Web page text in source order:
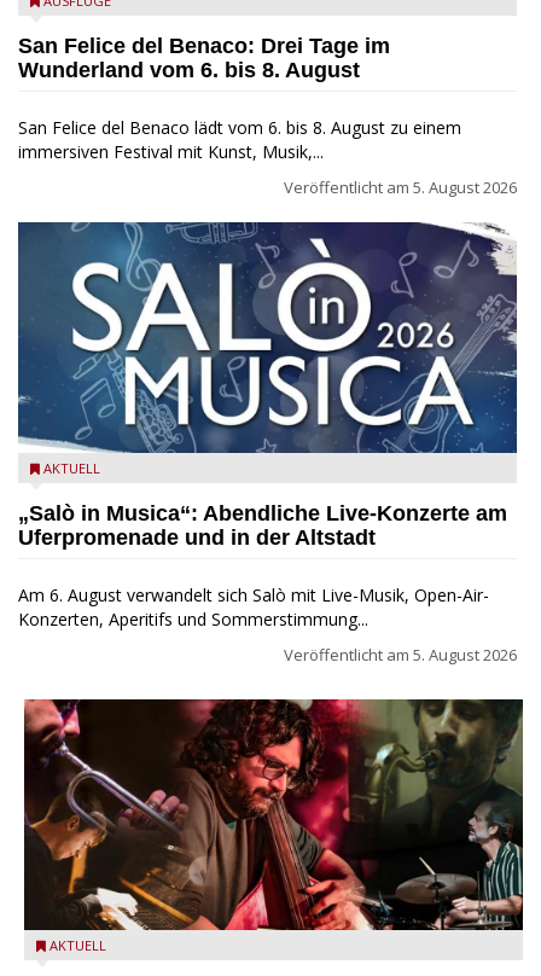
San Felice del Benaco: Drei Tage im
Wunderland vom 6. bis 8. August
San Felice del Benaco lädt vom 6. bis 8. August zu einem
immersiven Festival mit Kunst, Musik,...
Veröffentlicht am 5. August 2026
Salò in Musica 2026
AKTUELL
„Salò in Musica“: Abendliche Live-Konzerte am
Uferpromenade und in der Altstadt
Am 6. August verwandelt sich Salò mit Live-Musik, Open-Air-
Konzerten, Aperitifs und Sommerstimmung...
Veröffentlicht am 5. August 2026
Das Ensemble Quintaessenza zu Gast beim Garda Jazz
AKTUELL